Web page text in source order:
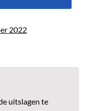
2022
uitslagen te